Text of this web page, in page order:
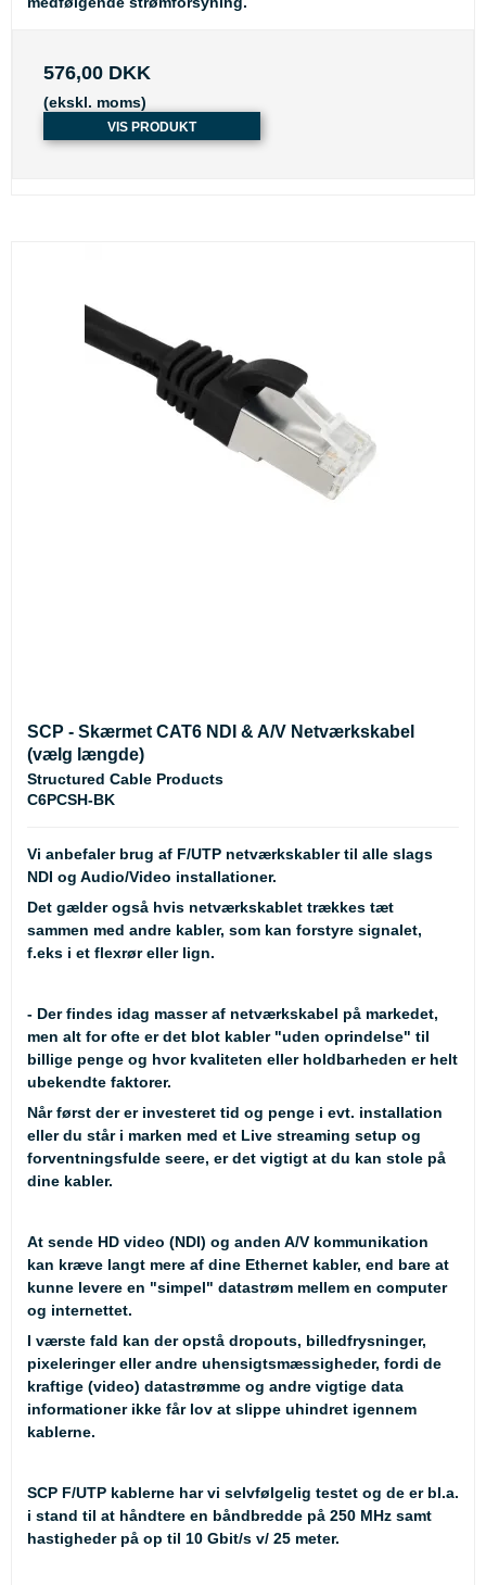
576,00 DKK
(ekskl. moms)
VIS PRODUKT
SCP - Skærmet CAT6 NDI & A/V Netværkskabel
(vælg længde)
Structured Cable Products
C6PCSH-BK
Vi anbefaler brug af F/UTP netværkskabler til alle slags
NDI og Audio/Video installationer.
Det gælder også hvis netværkskablet trækkes tæt
sammen med andre kabler, som kan forstyre signalet,
f.eks i et flexrør eller lign.
- Der findes idag masser af netværkskabel på markedet,
men alt for ofte er det blot kabler "uden oprindelse" til
billige penge og hvor kvaliteten eller holdbarheden er helt
ubekendte faktorer.
Når først der er investeret tid og penge i evt. installation
eller du står i marken med et Live streaming setup og
forventningsfulde seere, er det vigtigt at du kan stole på
dine kabler.
At sende HD video (NDI) og anden A/V kommunikation
kan kræve langt mere af dine Ethernet kabler, end bare at
kunne levere en "simpel" datastrøm mellem en computer
og internettet.
I værste fald kan der opstå dropouts, billedfrysninger,
pixeleringer eller andre uhensigtsmæssigheder, fordi de
kraftige (video) datastrømme og andre vigtige data
informationer ikke får lov at slippe uhindret igennem
kablerne.
SCP F/UTP kablerne har vi selvfølgelig testet og de er bl.a.
i stand til at håndtere en båndbredde på 250 MHz samt
hastigheder på op til 10 Gbit/s v/ 25 meter.